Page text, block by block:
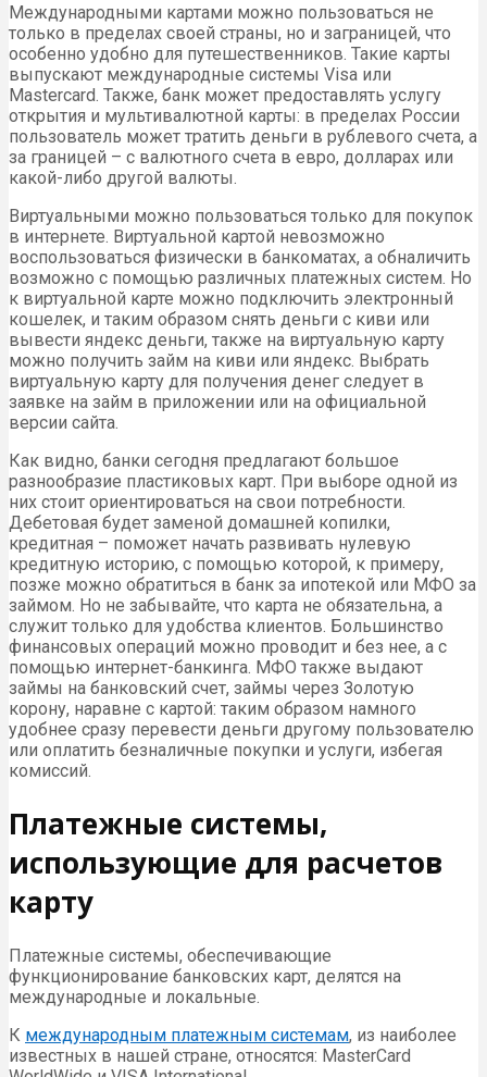
Международными картами можно пользоваться не
только в пределах своей страны, но и заграницей, что
особенно удобно для путешественников. Такие карты
выпускают международные системы Visa или
Mastercard. Также, банк может предоставлять услугу
открытия и мультивалютной карты: в пределах России
пользователь может тратить деньги в рублевого счета, а
за границей – с валютного счета в евро, долларах или
какой-либо другой валюты.
Виртуальными можно пользоваться только для покупок
в интернете. Виртуальной картой невозможно
воспользоваться физически в банкоматах, а обналичить
возможно с помощью различных платежных систем. Но
к виртуальной карте можно подключить электронный
кошелек, и таким образом снять деньги с киви или
вывести яндекс деньги, также на виртуальную карту
можно получить займ на киви или яндекс. Выбрать
виртуальную карту для получения денег следует в
заявке на займ в приложении или на официальной
версии сайта.
Как видно, банки сегодня предлагают большое
разнообразие пластиковых карт. При выборе одной из
них стоит ориентироваться на свои потребности.
Дебетовая будет заменой домашней копилки,
кредитная – поможет начать развивать нулевую
кредитную историю, с помощью которой, к примеру,
позже можно обратиться в банк за ипотекой или МФО за
займом. Но не забывайте, что карта не обязательна, а
служит только для удобства клиентов. Большинство
финансовых операций можно проводит и без нее, а с
помощью интернет-банкинга. МФО также выдают
займы на банковский счет, займы через Золотую
корону, наравне с картой: таким образом намного
удобнее сразу перевести деньги другому пользователю
или оплатить безналичные покупки и услуги, избегая
комиссий.
Платежные системы,
использующие для расчетов
карту
Платежные системы, обеспечивающие
функционирование банковских карт, делятся на
международные и локальные.
К международным платежным системам, из наиболее
известных в нашей стране, относятся: MasterCard